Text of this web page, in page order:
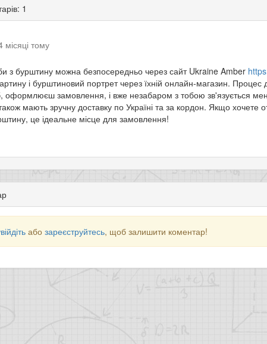
1
місяці тому
з бурштину можна безпосередньо через сайт Ukraine Amber
і бурштиновий портрет через їхній онлайн-магазин.
оформлюєш замовлення, і вже незабаром з тобою зв'язується
мають зручну доставку по Україні та за кордон. Якщо хочете
це ідеальне місце для замовлення!
або зареєструйтесь, щоб залишити коментар!